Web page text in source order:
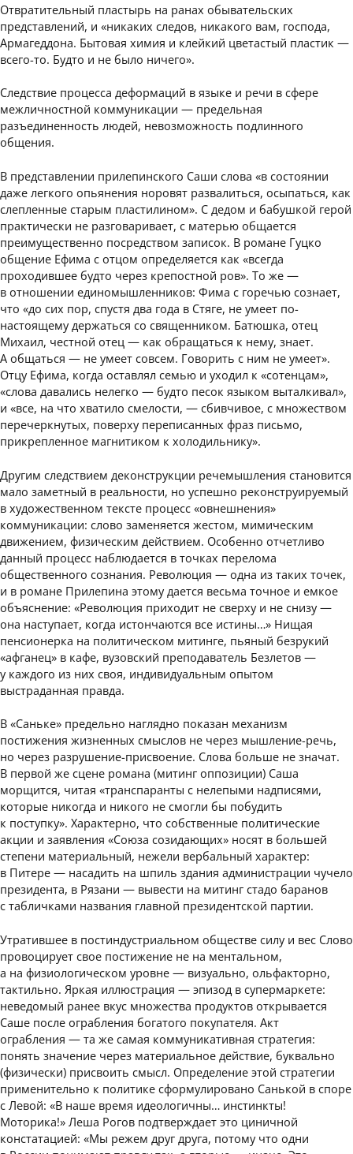
Отвратительный пластырь на ранах обывательских
представлений, и «никаких следов, никакого вам, господа,
Армагеддона. Бытовая химия и клейкий цветастый пластик —
всего-то. Будто и не было ничего».
Следствие процесса деформаций в языке и речи в сфере
межличностной коммуникации — предельная
разъединенность людей, невозможность подлинного
общения.
В представлении прилепинского Саши слова «в состоянии
даже легкого опьянения норовят развалиться, осыпаться, как
слепленные старым пластилином». С дедом и бабушкой герой
практически не разговаривает, с матерью общается
преимущественно посредством записок. В романе Гуцко
общение Ефима с отцом определяется как «всегда
проходившее будто через крепостной ров». То же —
в отношении единомышленников: Фима с горечью сознает,
что «до сих пор, спустя два года в Стяге, не умеет по-
настоящему держаться со священником. Батюшка, отец
Михаил, честной отец — как обращаться к нему, знает.
А общаться — не умеет совсем. Говорить с ним не умеет».
Отцу Ефима, когда оставлял семью и уходил к «сотенцам»,
«слова давались нелегко — будто песок языком выталкивал»,
и «все, на что хватило смелости, — сбивчивое, с множеством
перечеркнутых, поверху переписанных фраз письмо,
прикрепленное магнитиком к холодильнику».
Другим следствием деконструкции речемышления становится
мало заметный в реальности, но успешно реконструируемый
в художественном тексте процесс «овнешнения»
коммуникации: слово заменяется жестом, мимическим
движением, физическим действием. Особенно отчетливо
данный процесс наблюдается в точках перелома
общественного сознания. Революция — одна из таких точек,
и в романе Прилепина этому дается весьма точное и емкое
объяснение: «Революция приходит не сверху и не снизу —
она наступает, когда истончаются все истины…» Нищая
пенсионерка на политическом митинге, пьяный безрукий
«афганец» в кафе, вузовский преподаватель Безлетов —
у каждого из них своя, индивидуальным опытом
выстраданная правда.
В «Саньке» предельно наглядно показан механизм
постижения жизненных смыслов не через мышление-речь,
но через разрушение-присвоение. Слова больше не значат.
В первой же сцене романа (митинг оппозиции) Саша
морщится, читая «транспаранты с нелепыми надписями,
которые никогда и никого не смогли бы побудить
к поступку». Характерно, что собственные политические
акции и заявления «Союза созидающих» носят в большей
степени материальный, нежели вербальный характер:
в Питере — насадить на шпиль здания администрации чучело
президента, в Рязани — вывести на митинг стадо баранов
с табличками названия главной президентской партии.
Утратившее в постиндустриальном обществе силу и вес Слово
провоцирует свое постижение не на ментальном,
а на физиологическом уровне — визуально, ольфакторно,
тактильно. Яркая иллюстрация — эпизод в супермаркете:
неведомый ранее вкус множества продуктов открывается
Саше после ограбления богатого покупателя. Акт
ограбления — та же самая коммуникативная стратегия:
понять значение через материальное действие, буквально
(физически) присвоить смысл. Определение этой стратегии
применительно к политике сформулировано Санькой в споре
с Левой: «В наше время идеологичны… инстинкты!
Моторика!» Леша Рогов подтверждает это циничной
констатацией: «Мы режем друг друга, потому что одни